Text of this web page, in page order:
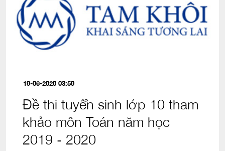
19-06-2020 03:59
Đề thi tuyển sinh lớp 10 tham
khảo môn Toán năm học
2019 - 2020